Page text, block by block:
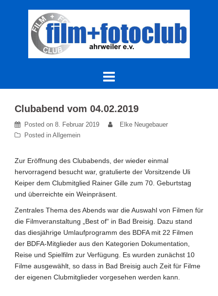
Clubabend vom 04.02.2019
Posted on 8. Februar 2019
Elke Neugebauer
Posted in Allgemein
Zur Eröffnung des Clubabends, der wieder einmal
hervorragend besucht war, gratulierte der Vorsitzende Uli
Keiper dem Clubmitglied Rainer Gille zum 70. Geburtstag
und überreichte ein Weinpräsent.
Zentrales Thema des Abends war die Auswahl von Filmen für
die Filmveranstaltung „Best of“ in Bad Breisig. Dazu stand
das diesjährige Umlaufprogramm des BDFA mit 22 Filmen
der BDFA-Mitglieder aus den Kategorien Dokumentation,
Reise und Spielfilm zur Verfügung. Es wurden zunächst 10
Filme ausgewählt, so dass in Bad Breisig auch Zeit für Filme
der eigenen Clubmitglieder vorgesehen werden kann.